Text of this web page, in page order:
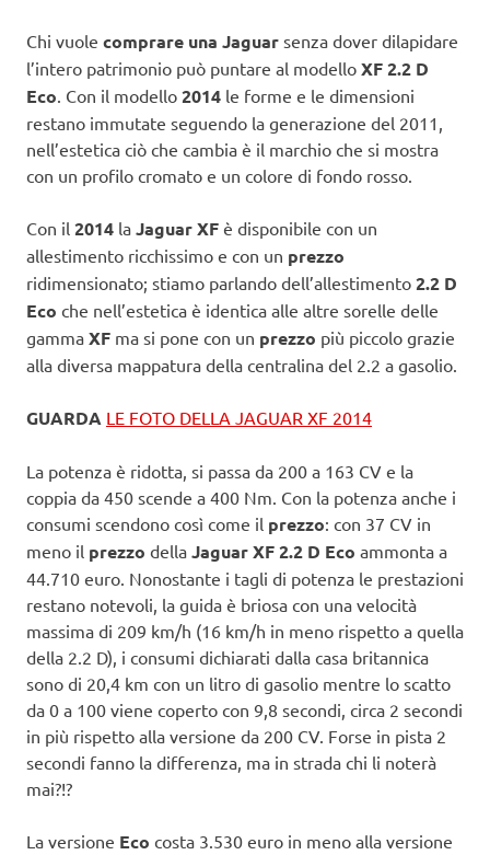
Chi vuole comprare una Jaguar senza dover dilapidare
l’intero patrimonio può puntare al modello XF 2.2 D
Eco. Con il modello 2014 le forme e le dimensioni
restano immutate seguendo la generazione del 2011,
nell’estetica ciò che cambia è il marchio che si mostra
con un profilo cromato e un colore di fondo rosso.
Con il 2014 la Jaguar XF è disponibile con un
allestimento ricchissimo e con un prezzo
ridimensionato; stiamo parlando dell’allestimento 2.2 D
Eco che nell’estetica è identica alle altre sorelle delle
gamma XF ma si pone con un prezzo più piccolo grazie
alla diversa mappatura della centralina del 2.2 a gasolio.
GUARDA LE FOTO DELLA JAGUAR XF 2014
La potenza è ridotta, si passa da 200 a 163 CV e la
coppia da 450 scende a 400 Nm. Con la potenza anche i
consumi scendono così come il prezzo: con 37 CV in
meno il prezzo della Jaguar XF 2.2 D Eco ammonta a
44.710 euro. Nonostante i tagli di potenza le prestazioni
restano notevoli, la guida è briosa con una velocità
massima di 209 km/h (16 km/h in meno rispetto a quella
della 2.2 D), i consumi dichiarati dalla casa britannica
sono di 20,4 km con un litro di gasolio mentre lo scatto
da 0 a 100 viene coperto con 9,8 secondi, circa 2 secondi
in più rispetto alla versione da 200 CV. Forse in pista 2
secondi fanno la differenza, ma in strada chi li noterà
mai?!?
La versione Eco costa 3.530 euro in meno alla versione